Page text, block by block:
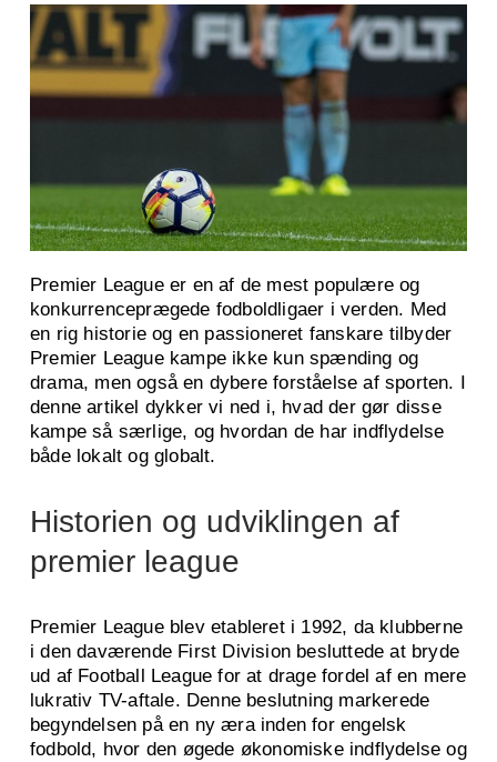
Premier League er en af de mest populære og
konkurrenceprægede fodboldligaer i verden. Med
en rig historie og en passioneret fanskare tilbyder
Premier League kampe ikke kun spænding og
drama, men også en dybere forståelse af sporten. I
denne artikel dykker vi ned i, hvad der gør disse
kampe så særlige, og hvordan de har indflydelse
både lokalt og globalt.
Historien og udviklingen af
premier league
Premier League blev etableret i 1992, da klubberne
i den daværende First Division besluttede at bryde
ud af Football League for at drage fordel af en mere
lukrativ TV-aftale. Denne beslutning markerede
begyndelsen på en ny æra inden for engelsk
fodbold, hvor den øgede økonomiske indflydelse og